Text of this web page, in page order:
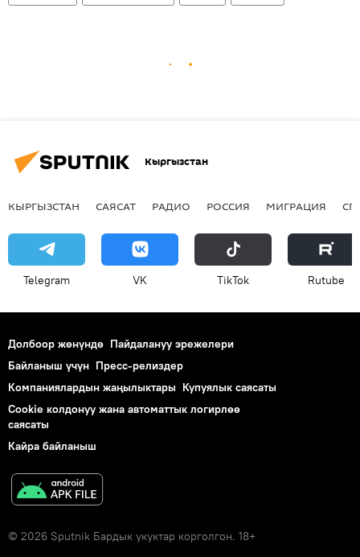
Кыргызстан
КЫРГЫЗСТАН САЯСАТ РАДИО РОССИЯ МИГРАЦИЯ
Telegram VK ТikТоk Rutube
Долбоор жөнүндө Пайдалануу эрежелери
Байланыш үчүн Пресс-релиздер
Компаниялардын жаңылыктары Купуялык саясаты
Cookie колдонуу жана автоматтык логирлөө
саясаты
Кайра байланыш
© 2026 Sputnik Бардык укуктар корголгон. 18+